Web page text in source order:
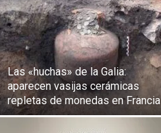
Las «huchas» de la Galia:
aparecen vasijas cerámicas
repletas de monedas en Francia